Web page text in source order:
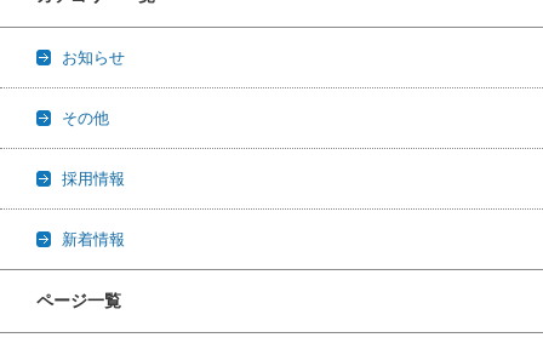
お知らせ
その他
採用情報
新着情報
ページ一覧